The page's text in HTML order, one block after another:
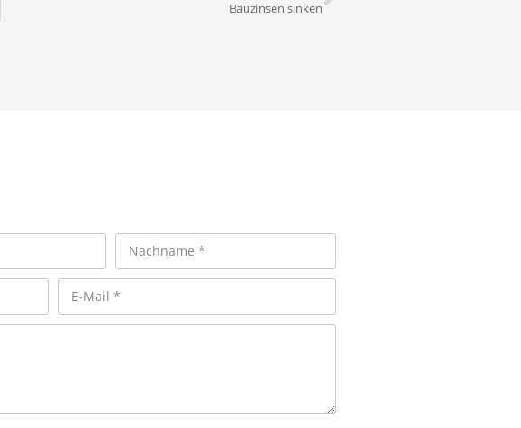
Bauzinsen sinken